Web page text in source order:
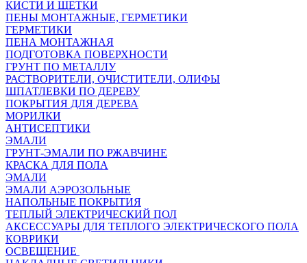
КИСТИ И ЩЕТКИ
ПЕНЫ МОНТАЖНЫЕ, ГЕРМЕТИКИ
ГЕРМЕТИКИ
ПЕНА МОНТАЖНАЯ
ПОДГОТОВКА ПОВЕРХНОСТИ
ГРУНТ ПО МЕТАЛЛУ
РАСТВОРИТЕЛИ, ОЧИСТИТЕЛИ, ОЛИФЫ
ШПАТЛЕВКИ ПО ДЕРЕВУ
ПОКРЫТИЯ ДЛЯ ДЕРЕВА
МОРИЛКИ
АНТИСЕПТИКИ
ЭМАЛИ
ГРУНТ-ЭМАЛИ ПО РЖАВЧИНЕ
КРАСКА ДЛЯ ПОЛА
ЭМАЛИ
ЭМАЛИ АЭРОЗОЛЬНЫЕ
НАПОЛЬНЫЕ ПОКРЫТИЯ
ТЕПЛЫЙ ЭЛЕКТРИЧЕСКИЙ ПОЛ
АКСЕССУАРЫ ДЛЯ ТЕПЛОГО ЭЛЕКТРИЧЕСКОГО ПОЛА
КОВРИКИ
ОСВЕЩЕНИЕ